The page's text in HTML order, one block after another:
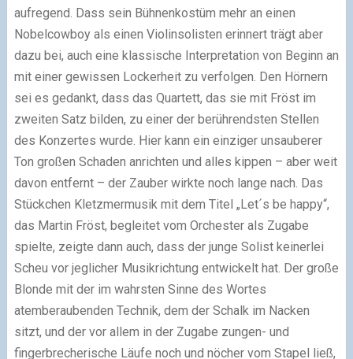
aufregend. Dass sein Bühnenkostüm mehr an einen
Nobelcowboy als einen Violinsolisten erinnert trägt aber
dazu bei, auch eine klassische Interpretation von Beginn an
mit einer gewissen Lockerheit zu verfolgen. Den Hörnern
sei es gedankt, dass das Quartett, das sie mit Fröst im
zweiten Satz bilden, zu einer der berührendsten Stellen
des Konzertes wurde. Hier kann ein einziger unsauberer
Ton großen Schaden anrichten und alles kippen – aber weit
davon entfernt – der Zauber wirkte noch lange nach. Das
Stückchen Kletzmermusik mit dem Titel „Let´s be happy“,
das Martin Fröst, begleitet vom Orchester als Zugabe
spielte, zeigte dann auch, dass der junge Solist keinerlei
Scheu vor jeglicher Musikrichtung entwickelt hat. Der große
Blonde mit der im wahrsten Sinne des Wortes
atemberaubenden Technik, dem der Schalk im Nacken
sitzt, und der vor allem in der Zugabe zungen- und
fingerbrecherische Läufe noch und nöcher vom Stapel ließ,